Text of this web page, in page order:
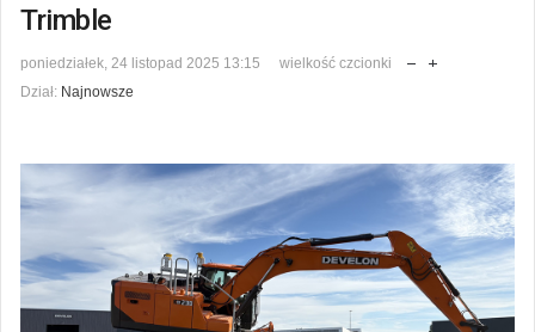
Trimble
poniedziałek, 24 listopad 2025 13:15
wielkość czcionki
Dział: Najnowsze